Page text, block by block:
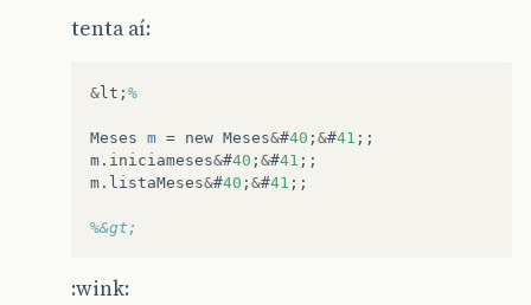
tenta aí:
&lt ; %
Meses m = new Meses&#40 ; &#41 ;;
m . iniciameses&#40 ; &#41 ;;
m . listaMeses&#40 ; &#41 ;;
%&gt;
:wink: